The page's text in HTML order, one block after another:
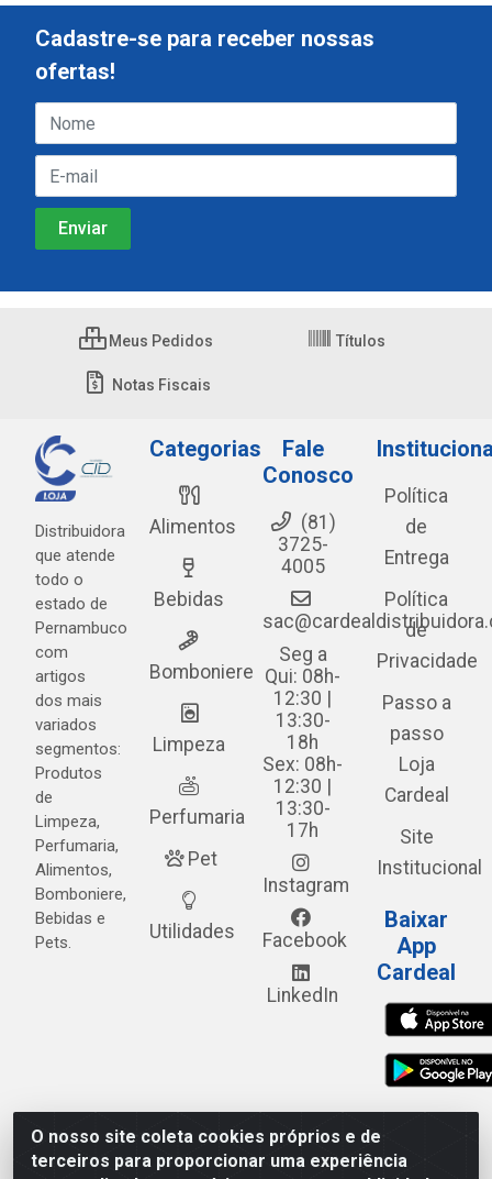
O nosso site coleta cookies próprios e de
terceiros para proporcionar uma experiência
Cadastre-se para receber nossas
ofertas!
Meus Pedidos Títulos
Notas Fiscais
Distribuidora
que atende
todo o
estado de
Pernambuco
com
artigos
dos mais
variados
segmentos:
Produtos
de
Limpeza,
Perfumaria,
Alimentos,
Bomboniere,
Bebidas e
Pets.
Categorias
Alimentos
Bebidas
Bomboniere
Limpeza
Perfumaria
Pet
Utilidades
Fale
Conosco
(81)
3725-
4005
Seg a
Qui: 08h-
12:30 |
13:30-
18h
Sex: 08h-
12:30 |
13:30-
17h
Instagram
Facebook
LinkedIn
Política
de
Entrega
Política
de
Privacidade
Passo a
passo
Loja
Cardeal
Site
Institucional
Baixar
App
Cardeal
Cardeal Distribuidora - Estrada Alto do Moura, 582 - Alto
do Moura - Caruaru/PE - CEP 55.040-120 - CNPJ